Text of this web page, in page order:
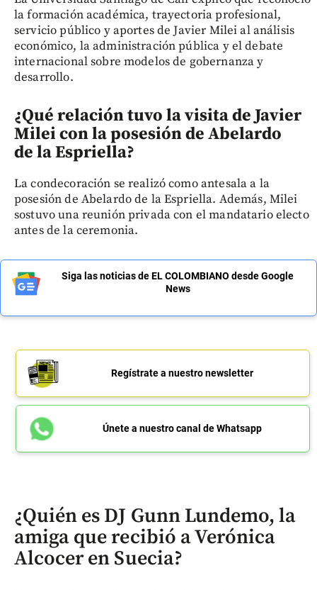
la formación académica, trayectoria profesional,
servicio público y aportes de Javier Milei al análisis
económico, la administración pública y el debate
internacional sobre modelos de gobernanza y
desarrollo.
¿Qué relación tuvo la visita de Javier
Milei con la posesión de Abelardo
de la Espriella?
La condecoración se realizó como antesala a la
posesión de Abelardo de la Espriella. Además, Milei
sostuvo una reunión privada con el mandatario electo
antes de la ceremonia.
Siga las noticias de EL COLOMBIANO desde Google
News
Regístrate a nuestro newsletter
Únete a nuestro canal de Whatsapp
¿Quién es DJ Gunn Lundemo, la
amiga que recibió a Verónica
Alcocer en Suecia?